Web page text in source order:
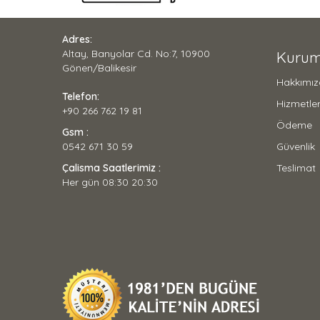
Adres:
Altay, Banyolar Cd. No:7, 10900
Gönen/Balikesir
Telefon:
+90 266 762 19 81
Gsm :
0542 671 30 59
Çalisma Saatlerimiz :
Her gün 08:30 20:30
Ödeme
Güvenlik
Teslimat